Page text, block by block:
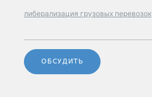
либерализация грузовых перевозок
ОБСУДИТЬ